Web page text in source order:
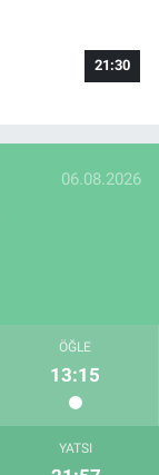
21:30
06.08.2026
ÖĞLE
13:15
YATSI